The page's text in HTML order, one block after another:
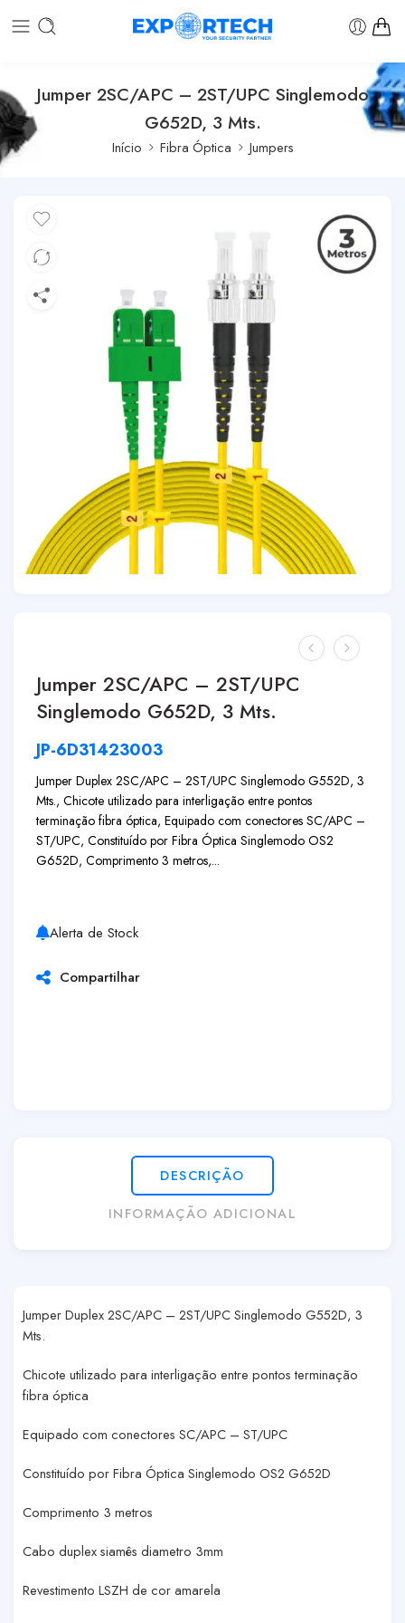
Jumper 2SC/APC – 2ST/UPC Singlemodo
G652D, 3 Mts.
Início Fibra Óptica Jumpers
Jumper 2SC/APC – 2ST/UPC
Singlemodo G652D, 3 Mts.
JP-6D31423003
Jumper Duplex 2SC/APC – 2ST/UPC Singlemodo G552D, 3
Mts., Chicote utilizado para interligação entre pontos
terminação fibra óptica, Equipado com conectores SC/APC –
ST/UPC, Constituído por Fibra Óptica Singlemodo OS2
G652D, Comprimento 3 metros,...
Alerta de Stock
Compartilhar
DESCRIÇÃO
INFORMAÇÃO ADICIONAL
Jumper Duplex 2SC/APC – 2ST/UPC Singlemodo G552D, 3
Mts.
Chicote utilizado para interligação entre pontos terminação
fibra óptica
Equipado com conectores SC/APC – ST/UPC
Constituído por Fibra Óptica Singlemodo OS2 G652D
Comprimento 3 metros
Cabo duplex siamês diametro 3mm
Revestimento LSZH de cor amarela